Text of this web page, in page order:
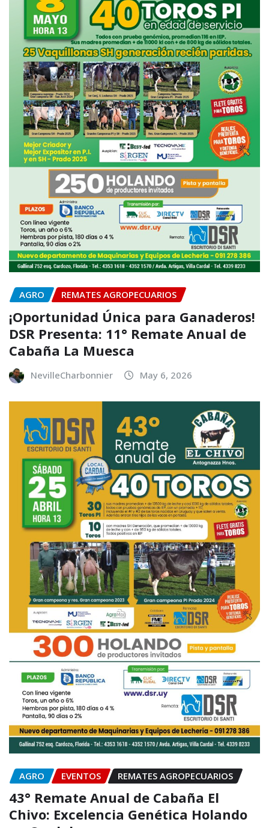
AGRO REMATES AGROPECUARIOS
¡Oportunidad Única para Ganaderos!
DSR Presenta: 11° Remate Anual de
Cabaña La Muesca
NevilleCharbonnier May 6, 2026
AGRO EVENTOS REMATES AGROPECUARIOS
43° Remate Anual de Cabaña El
Chivo: Excelencia Genética Holando